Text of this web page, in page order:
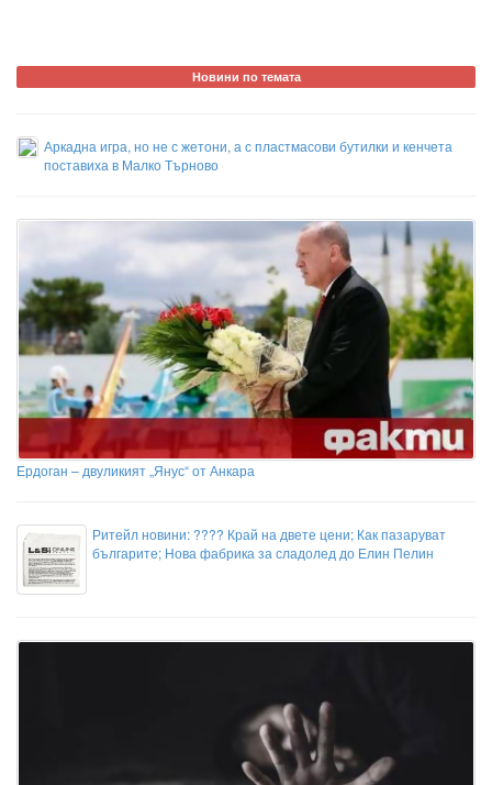
Новини по темата
Аркадна игра, но не с жетони, а с пластмасови бутилки и кенчета
поставиха в Малко Търново
Ердоган – двуликият „Янус“ от Анкара
Ритейл новини: ???? Край на двете цени; Как пазаруват
българите; Нова фабрика за сладолед до Елин Пелин